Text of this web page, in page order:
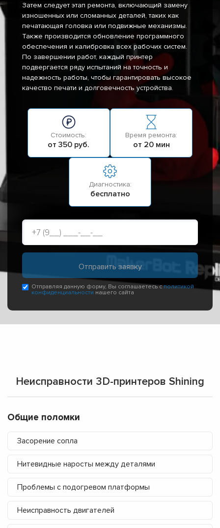
Затем следует этап ремонта, включающий замену
изношенных или сломанных деталей, таких как
печатающая головка или подвижные механизмы.
Также производится обновление программного
обеспечения и калибровка всех рабочих систем.
По завершении работ, каждый принтер
подвергается ряду испытаний на точность и
надежность работы, чтобы гарантировать высокое
качество печати и долговечность устройства.
Стоимость:
от 350 руб.
Время ремонта:
от 20 мин
Диагностика:
бесплатно
Отправляя данную форму, Вы соглашаетесь сполитикой
конфиденциальности нашего сайта
Неисправности 3D-принтеров Shining
Общие поломки
Засорение сопла
Нитевидные наросты между деталями
Проблемы с подогревом платформы
Неисправность двигателей